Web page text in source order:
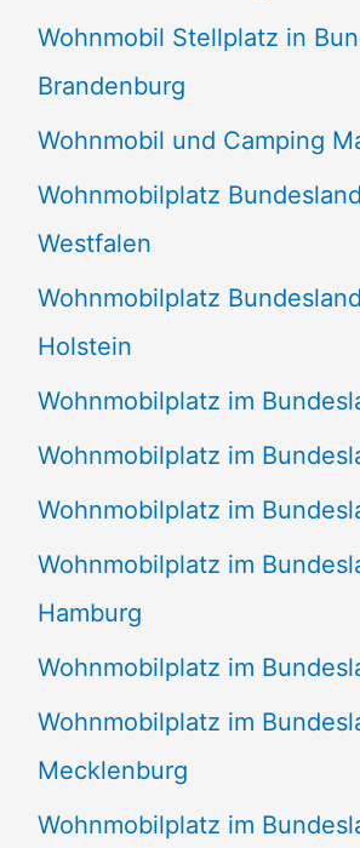
Wohnmobil Stellplatz in
Brandenburg
Wohnmobil und Camping
Wohnmobilplatz
Westfalen
Wohnmobilplatz
Holstein
Wohnmobilplatz im
Wohnmobilplatz im
Wohnmobilplatz im
Wohnmobilplatz im
Hamburg
Wohnmobilplatz im
Wohnmobilplatz im
Mecklenburg
Wohnmobilplatz im